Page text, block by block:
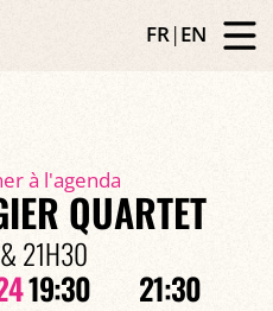
FR|EN
à l'agenda
QUARTET
21H30
19:30 21:30